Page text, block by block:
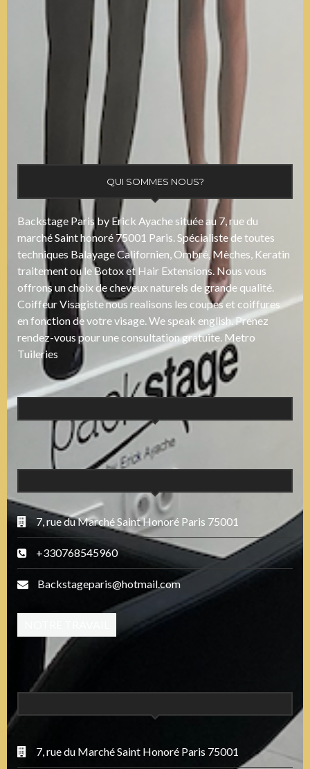
QUI SOMMES NOUS?
Backstage Paris by Erick Ayache située au 7, rue du
marché Saint honoré 75001 Paris. Spécialiste de toutes
techniques Balayage Californien, Ombré, Mèches, Keratin
traitement ou le Botox et Hair Extensions. Nous vous
offrons un choix de cheveux naturels de grande qualité.
Coiffeur Visagiste nous realisons les coupes et coiffures
en fonction de votre visage. We speak english. Prenez
rendez-vous pour une consultation gratuite. Metro
Tuileries
7, rue du Marché Saint Honoré Paris 75001
+330768545960
Backstageparis@hotmail.com
7, rue du Marché Saint Honoré Paris 75001